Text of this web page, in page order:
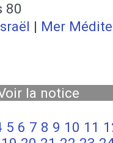
80
| Mer
la notice
5 6 7 8 9 10 11